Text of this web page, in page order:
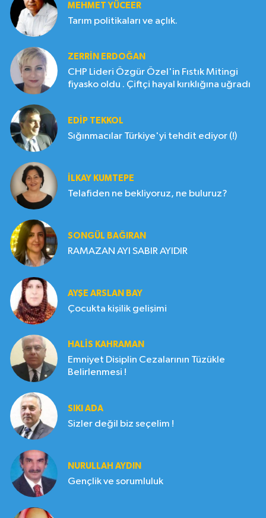
MEHMET YÜCEER
Tarım politikaları ve açlık.
ZERRIN ERDOĞAN
CHP Lideri Özgür Özel'in Fıstık Mitingi
fiyasko oldu . Çiftçi hayal kırıklığına uğradı
EDIP TEKKOL
Sığınmacılar Türkiye'yi tehdit ediyor (!)
İLKAY KUMTEPE
Telafiden ne bekliyoruz, ne buluruz?
SONGÜL BAĞIRAN
RAMAZAN AYI SABIR AYIDIR
AYŞE ARSLAN BAY
Çocukta kişilik gelişimi
HALIS KAHRAMAN
Emniyet Disiplin Cezalarının Tüzükle
Belirlenmesi !
SIKI ADA
Sizler değil biz seçelim !
NURULLAH AYDIN
Gençlik ve sorumluluk